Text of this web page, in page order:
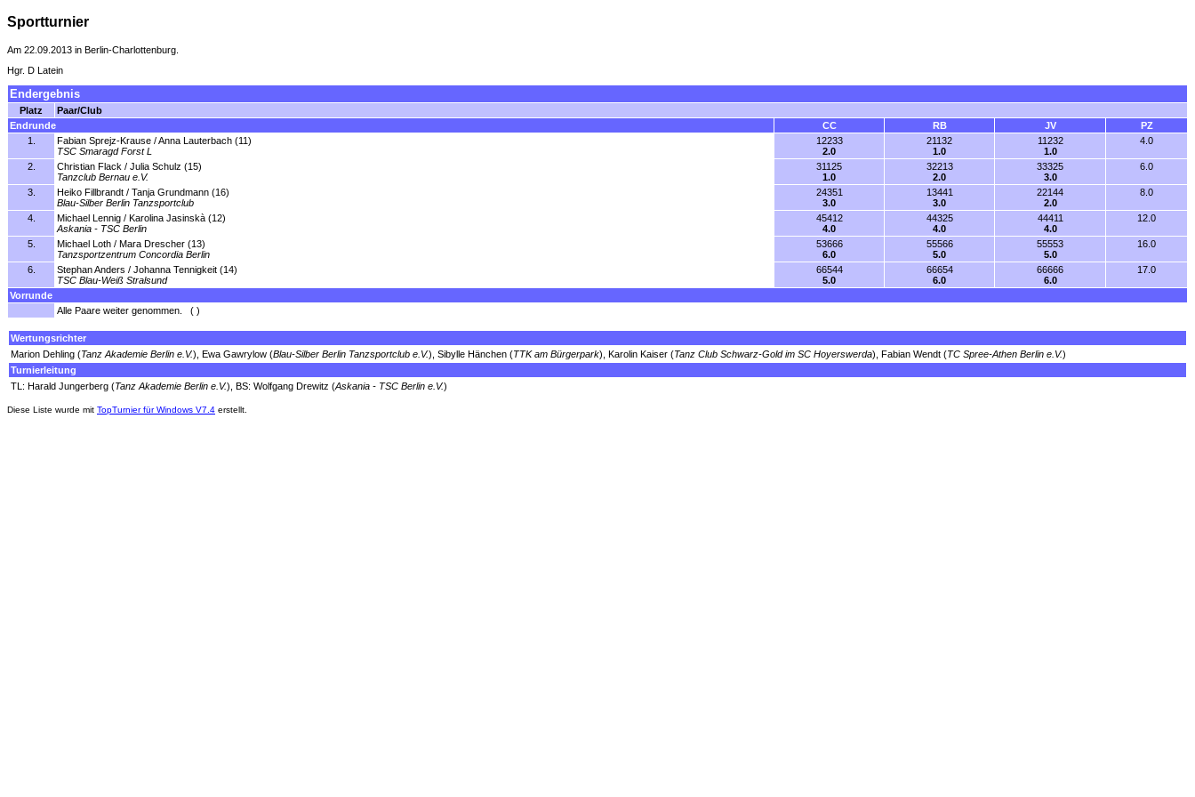
Sportturnier
Am 22.09.2013 in Berlin-Charlottenburg.
Hgr. D Latein
Endergebnis
Platz
Paar/Club
Endrunde
CC RB JV
PZ
1.
Fabian Sprejz-Krause / Anna Lauterbach (11)
TSC Smaragd Forst L
12233
2.0
21132
1.0
11232
1.0
4.0
2.
Christian Flack / Julia Schulz (15)
Tanzclub Bernau e.V.
31125
1.0
32213
2.0
33325
3.0
6.0
3.
Heiko Fillbrandt / Tanja Grundmann (16)
Blau-Silber Berlin Tanzsportclub
24351
3.0
13441
3.0
22144
2.0
8.0
4.
Michael Lennig / Karolina Jasinskà (12)
Askania - TSC Berlin
45412
4.0
44325
4.0
44411
4.0
12.0
5.
Michael Loth / Mara Drescher (13)
Tanzsportzentrum Concordia Berlin
53666
6.0
55566
5.0
55553
5.0
16.0
6.
Stephan Anders / Johanna Tennigkeit (14)
TSC Blau-Weiß Stralsund
66544
5.0
66654
6.0
66666
6.0
17.0
Vorrunde
Alle Paare weiter genommen. ( )
Wertungsrichter
Marion Dehling (Tanz Akademie Berlin e.V.), Ewa Gawrylow (Blau-Silber Berlin Tanzsportclub e.V.), Sibylle Hänchen (TTK am Bürgerpark), Karolin Kaiser (Tanz Club Schwarz-Gold im SC Hoyerswerda), Fabian Wendt (TC Spree-Athen Berlin e.V.)
Turnierleitung
TL: Harald Jungerberg (Tanz Akademie Berlin e.V.), BS: Wolfgang Drewitz (Askania - TSC Berlin e.V.)
Diese Liste wurde mit TopTurnier für Windows V7.4 erstellt.